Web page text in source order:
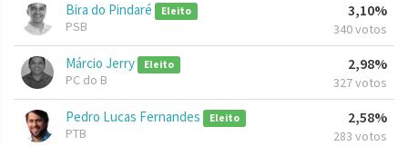
Bira do Pindaré Eleito
PSB
3,10%
340 votos
Márcio Jerry Eleito
PC do B
2,98%
327 votos
Pedro Lucas Fernandes Eleito
PTB
2,58%
283 votos